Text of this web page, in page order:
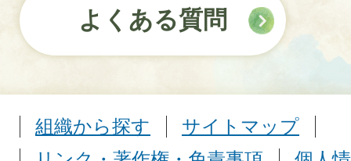
よくある質問
組織から探す
サイトマップ